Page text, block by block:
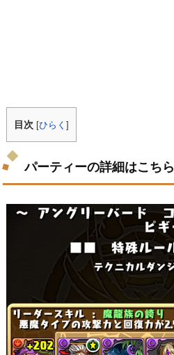
目次 [ひらく]
パーティーの詳細はこちら